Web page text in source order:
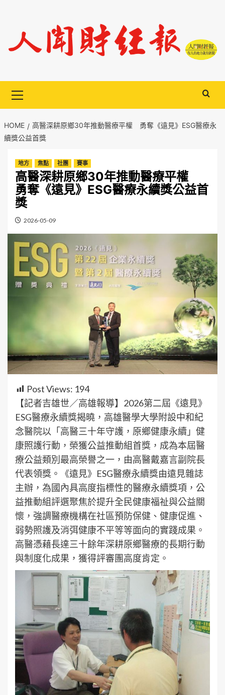
content
Menu
HOME
高醫深耕原鄉30年推動醫療平權 勇奪《遠見》ESG醫療永
續獎公益首獎
地方 焦點 社團 賽事
高醫深耕原鄉30年推動醫療平權
勇奪《遠見》ESG醫療永續獎公益首
獎
2026-05-09
Post Views: 194
【記者吉雄世／高雄報導】2026第二屆《遠見》
ESG醫療永續獎揭曉，高雄醫學大學附設中和紀
念醫院以「高醫三十年守護，原鄉健康永續」健
康照護行動，榮獲公益推動組首獎，成為本屆醫
療公益類別最高榮譽之一，由高醫戴嘉言副院長
代表領獎。《遠見》ESG醫療永續獎由遠見雜誌
主辦，為國內具高度指標性的醫療永續獎項，公
益推動組評選聚焦於提升全民健康福祉與公益關
懷，強調醫療機構在社區預防保健、健康促進、
弱勢照護及消弭健康不平等等面向的實踐成果。
高醫憑藉長達三十餘年深耕原鄉醫療的長期行動
與制度化成果，獲得評審團高度肯定。